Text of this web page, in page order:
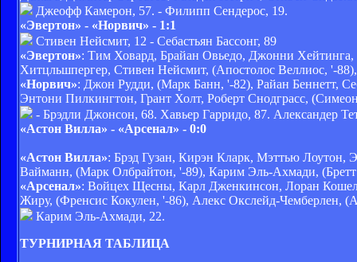
Джеофф Камерон, 57. - Филипп Сендерос, 19.
«Эвертон» - «Норвич» - 1:1
Стивен Нейсмит, 12 - Себастьян Бассонг, 89
«Эвертон»: Тим Ховард, Брайан Овьедо, Джонни
Хитцльшпергер, Стивен Нейсмит, (Апостолос Веллиос, '-
«Норвич»: Джон Рудди, (Марк Банн, '-82), Райан Беннетт,
Энтони Пилкингтон, Грант Холт, Роберт Снодграсс,
- Брэдли Джонсон, 68. Хавьер Гарридо, 87. Александер
«Астон Вилла» - «Арсенал» - 0:0
«Астон Вилла»: Брэд Гузан, Кирэн Кларк, Мэттью Лоутон,
Вайманн, (Марк Олбрайтон, '-89), Карим Эль-Ахмади,
«Арсенал»: Войцех Щесны, Карл Дженкинсон, Лоран
Жиру, (Френсис Кокулен, '-86), Алекс Окслейд-Чемберлен,
Карим Эль-Ахмади, 22.
ТУРНИРНАЯ ТАБЛИЦА